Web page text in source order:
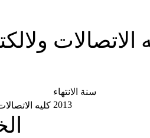
الاتصالات
سنة الانتهاء
كليه 2013